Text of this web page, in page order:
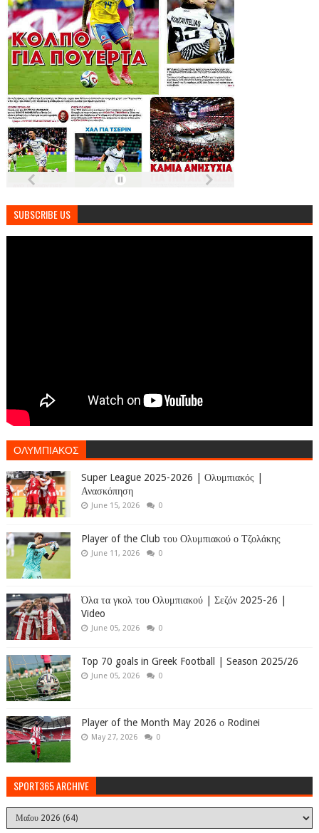
SUBSCRIBE US
ΟΛΥΜΠΙΑΚΟΣ
Super League 2025-2026 | Ολυμπιακός |
Ανασκόπηση
June 15, 2026 0
Player of the Club του Ολυμπιακού ο Τζολάκης
June 11, 2026 0
Όλα τα γκολ του Ολυμπιακού | Σεζόν 2025-26 |
Video
June 05, 2026 0
Top 70 goals in Greek Football | Season 2025/26
June 05, 2026 0
Player of the Month May 2026 ο Rodinei
May 27, 2026 0
SPORT365 ARCHIVE